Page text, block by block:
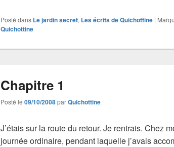
Posté dans Le jardin secret, Les écrits de Quichottine |
Quichottine
Chapitre 1
Posté le 09/10/2008parQuichottine
J’étais sur la route du retour. Je rentrais. Chez
journée ordinaire, pendant laquelle j’avais